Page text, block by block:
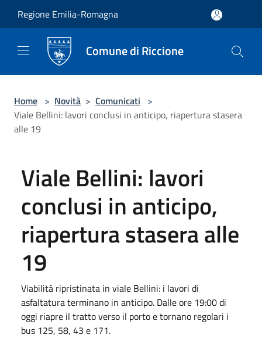
Regione Emilia-Romagna
Comune di Riccione
Home > Novità > Comunicati >
Viale Bellini: lavori conclusi in anticipo, riapertura stasera
alle 19
Viale Bellini: lavori
conclusi in anticipo,
riapertura stasera alle
19
Viabilità ripristinata in viale Bellini: i lavori di
asfaltatura terminano in anticipo. Dalle ore 19:00 di
oggi riapre il tratto verso il porto e tornano regolari i
bus 125, 58, 43 e 171.